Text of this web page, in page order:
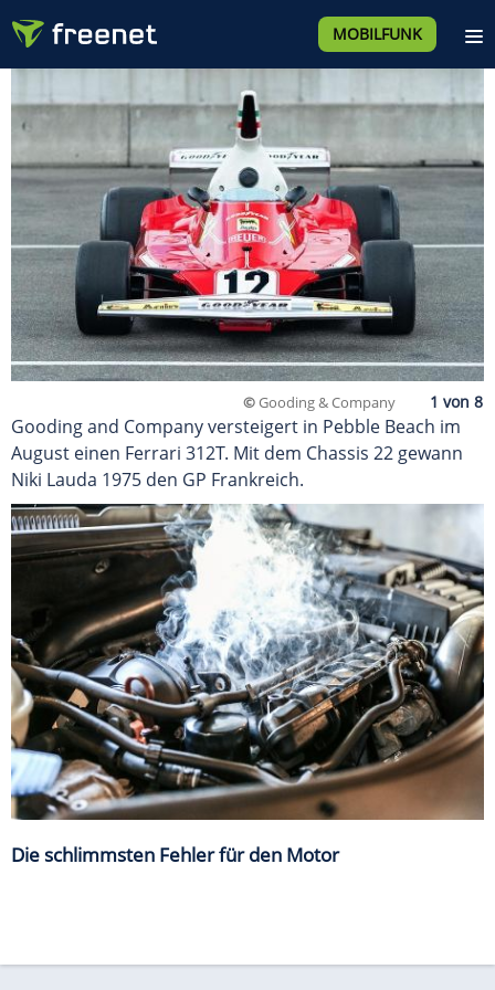
MOBILFUNK
©Gooding & Company
Gooding and Company versteigert in Pebble Beach im
August einen Ferrari 312T. Mit dem Chassis 22 gewann
Niki Lauda 1975 den GP Frankreich.
Die schlimmsten Fehler für den Motor